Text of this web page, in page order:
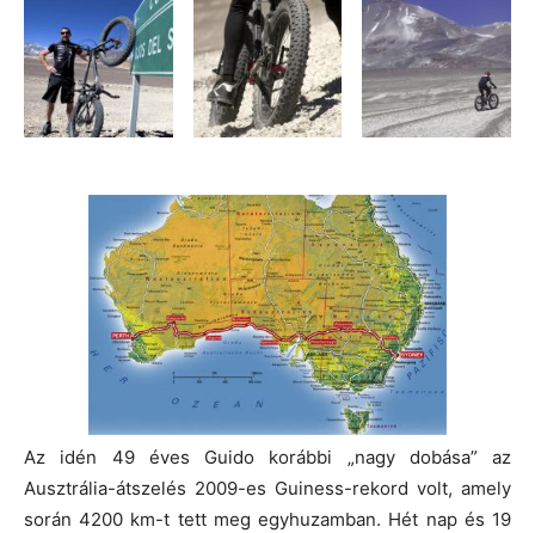
Az idén 49 éves Guido korábbi „nagy dobása” az
Ausztrália-átszelés 2009-es Guiness-rekord volt, amely
során 4200 km-t tett meg egyhuzamban. Hét nap és 19